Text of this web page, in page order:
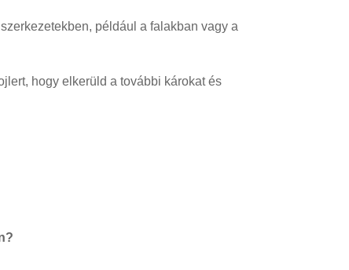
például a falakban vagy a
hogy elkerüld a további károkat és